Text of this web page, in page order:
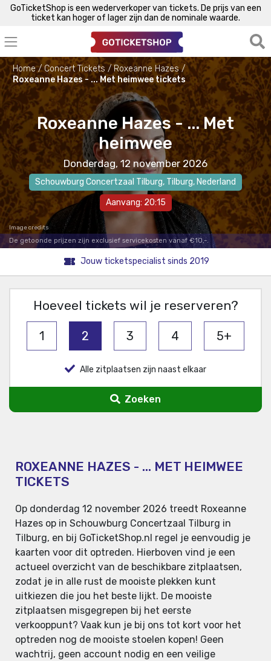
GoTicketShop is een wederverkoper van tickets. De prijs van een
ticket kan hoger of lager zijn dan de nominale waarde.
Home Concert Tickets
Roxeanne Hazes
Roxeanne Hazes - ... Met heimwee tickets
Roxeanne Hazes - ... Met
heimwee
Donderdag, 12 november 2026
Schouwburg Concertzaal Tilburg, Tilburg, Nederland
Aanvang: 20:15
Image credits
De getoonde prijzen zijn exclusief servicekosten vanaf €10,-.
Jouw ticketspecialist sinds 2019
Hoeveel tickets wil je reserveren?
1 2 3 4 5+
Alle zitplaatsen zijn naast elkaar
Zoeken
ROXEANNE HAZES - ... MET HEIMWEE
TICKETS
Op donderdag 12 november 2026 treedt Roxeanne
Hazes op in Schouwburg Concertzaal Tilburg in
Tilburg, en bij GoTicketShop.nl regel je eenvoudig je
kaarten voor dit optreden. Hierboven vind je een
actueel overzicht van de beschikbare zitplaatsen,
zodat je in alle rust de mooiste plekken kunt
uitkiezen die jou het beste lijkt. De mooiste
zitplaatsen misgegrepen bij het eerste
verkooppunt? Vaak kun je bij ons tot kort voor het
optreden nog de mooiste stoelen kopen! Geen
wachtrij, geen account nodig en een veilige